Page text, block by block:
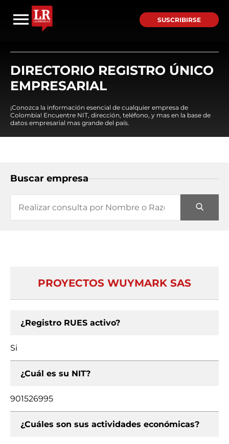
SUSCRIBIRSE
DIRECTORIO REGISTRO ÚNICO
EMPRESARIAL
¡Conozca la información esencial de cualquier empresa de
Colombia! Encuentre NIT, dirección, teléfono, y mas en la base de
datos empresarial mas grande del país.
Buscar empresa
PROYECTOS WUYMARK SAS
¿Registro RUES activo?
Si
¿Cuál es su NIT?
901526995
¿Cuáles son sus actividades económicas?